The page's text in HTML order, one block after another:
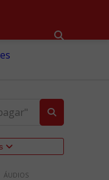
ÁUDIOS